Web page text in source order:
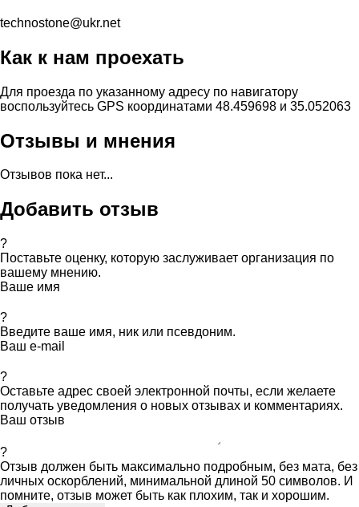
technostone@ukr.net
Как к нам проехать
Для проезда по указанному адресу по навигатору
воспользуйтесь GPS координатами 48.459698 и 35.052063
Отзывы и мнения
Отзывов пока нет...
Добавить отзыв
?
Поставьте оценку, которую заслуживает организация по
вашему мнению.
Ваше имя
?
Введите ваше имя, ник или псевдоним.
Ваш e-mail
?
Оставьте адрес своей электронной почты, если желаете
получать уведомления о новых отзывах и комментариях.
Ваш отзыв
?
Отзыв должен быть максимально подробным, без мата, без
личных оскорблений, минимальной длиной 50 символов. И
помните, отзыв может быть как плохим, так и хорошим.